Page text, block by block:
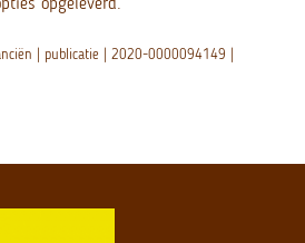
| publicatie | 2020-0000094149 |